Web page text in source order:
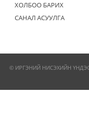
ХОЛБОО БАРИХ
САНАЛ АСУУЛГА
© ИРГЭНИЙ НИСЭХИЙН